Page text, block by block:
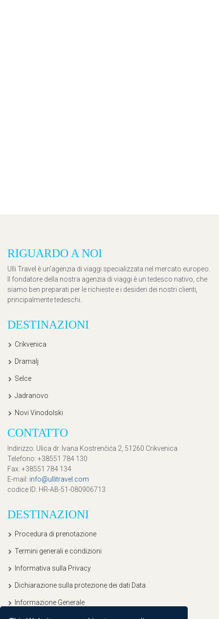
RIGUARDO A NOI
Ulli Travel è un'agenzia di viaggi specializzata nel mercato europeo.
Il fondatore della nostra agenzia di viaggi è un tedesco nativo, che
siamo ben preparati per le richieste e i desideri dei nostri clienti,
principalmente tedeschi.
DESTINAZIONI
Crikvenica
Dramalj
Selce
Jadranovo
Novi Vinodolski
CONTATTO
Indirizzo: Ulica dr. Ivana Kostrenčića 2, 51260 Crikvenica
Telefono: +38551 784 130
Fax: +38551 784 134
E-mail : info@ullitravel.com
codice ID: HR-AB-51-080906713
DESTINAZIONI
Procedura di prenotazione
Termini generali e condizioni
Informativa sulla Privacy
Dichiarazione sulla protezione dei dati Data
Informazione Generale